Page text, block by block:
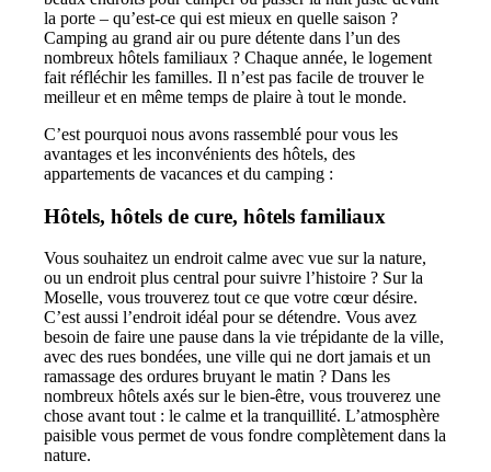
la porte – qu’est-ce qui est mieux en quelle saison ?
Camping au grand air ou pure détente dans l’un des
nombreux hôtels familiaux ? Chaque année, le logement
fait réfléchir les familles. Il n’est pas facile de trouver le
meilleur et en même temps de plaire à tout le monde.
C’est pourquoi nous avons rassemblé pour vous les
avantages et les inconvénients des hôtels, des
appartements de vacances et du camping :
Hôtels, hôtels de cure, hôtels familiaux
Vous souhaitez un endroit calme avec vue sur la nature,
ou un endroit plus central pour suivre l’histoire ? Sur la
Moselle, vous trouverez tout ce que votre cœur désire.
C’est aussi l’endroit idéal pour se détendre. Vous avez
besoin de faire une pause dans la vie trépidante de la ville,
avec des rues bondées, une ville qui ne dort jamais et un
ramassage des ordures bruyant le matin ? Dans les
nombreux hôtels axés sur le bien-être, vous trouverez une
chose avant tout : le calme et la tranquillité. L’atmosphère
paisible vous permet de vous fondre complètement dans la
nature.